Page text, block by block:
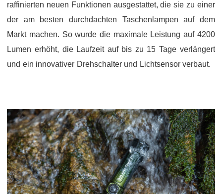
raffinierten neuen Funktionen ausgestattet, die sie zu einer
der am besten durchdachten Taschenlampen auf dem
Markt machen. So wurde die maximale Leistung auf 4200
Lumen erhöht, die Laufzeit auf bis zu 15 Tage verlängert
und ein innovativer Drehschalter und Lichtsensor verbaut.